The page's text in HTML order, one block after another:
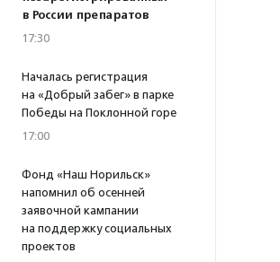
в России препаратов
17:30
Началась регистрация
на «Добрый забег» в парке
Победы на Поклонной горе
17:00
Фонд «Наш Норильск»
напомнил об осенней
заявочной кампании
на поддержку социальных
проектов